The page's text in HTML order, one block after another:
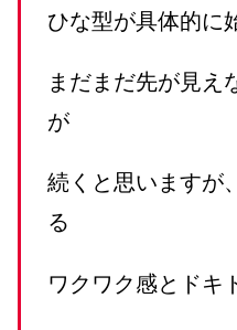
ひな型が具体的に
まだまだ先が見え
が
続くと思いますが
る
ワクワク感とドキ